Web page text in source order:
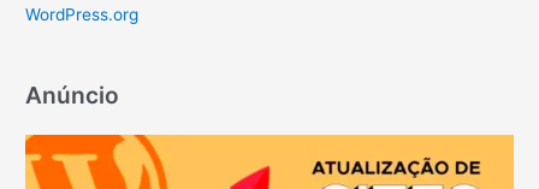
WordPress.org
Anúncio